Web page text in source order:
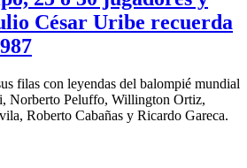
César Uribe recuerda
filas con leyendas del balompié mundial
Norberto Peluffo, Willington Ortiz,
Roberto Cabañas y Ricardo Gareca.